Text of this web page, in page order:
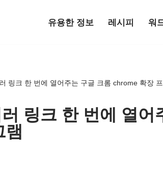
유용한 정보 레시피 워
링크 한 번에 열어주는 구글 크롬 chrome 확장
링크 한 번에 열어
램